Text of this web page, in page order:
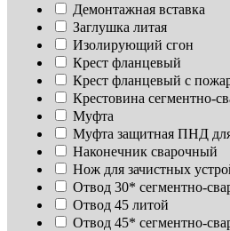
Демонтажная вставка
Заглушка литая
Изoлирующий сгон
Крест фланцевый
Крест фланцевый с
Крестовина сегментно-
Муфта
Муфта защитная ПНД
Наконечник сварочный
Нож для зачистных
Отвод 30* сегментно-
Отвод 45 литой
Отвод 45* сегментно-